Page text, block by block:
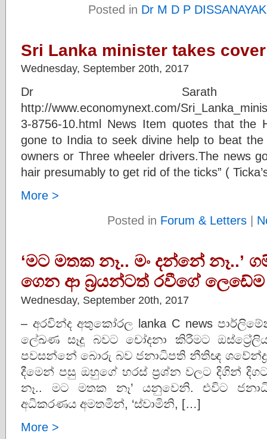
Posted in Dr M D P
Sri Lanka minister takes
Wednesday, September 20th, 2017
Dr Sarath
http://www.economynext.com/
3-8756-10.html News Item quotes that the
gone to India to seek divine help to beat
owners or Three wheeler drivers.The news
hair presumably to get rid of the ticks” (
More >
Posted in Forum & Letters|
‘මට මතක නෑ.. මං දන්නේ
ගෙන ආ බ්‍රයන්ටත් රවීගේ ලෙඩේම
Wednesday, September 20th, 2017
– අරවින්ද අතුකෝරල lanka C news
ලේඛණ සෑදූ බවට චෝදනා කිරීමට
පවසන්නේ බොරු බව ජනාධිපති නීතිඥ ශවේන්ද්‍ර
දීමෙන් පසු ඔහුගේ හරස් ප්‍රශ්න වලට දිගින්
නෑ.. මට මතක නෑ’ යනුවෙනි. එවිට
අධිකරණය අමතමින්, ‘ස්වාමිනි, […]
More >